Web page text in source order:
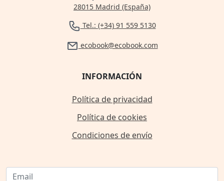
28015 Madrid (España)
Tel.: (+34) 91 559 5130
ecobook@ecobook.com
INFORMACIÓN
Política de privacidad
Política de cookies
Condiciones de envío